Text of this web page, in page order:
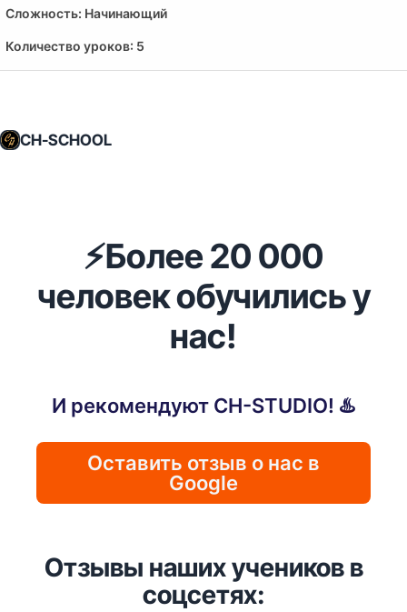
Сложность: Начинающий
Количество уроков: 5
CH-SCHOOL
⚡️Более 20 000
человек обучились у
нас!
И рекомендуют CH-STUDIO! ♨️
Оставить отзыв о нас в
Google
Отзывы наших учеников в
соцсетях: